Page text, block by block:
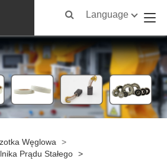
Language
Węglowa
>
Prądu Stałego >